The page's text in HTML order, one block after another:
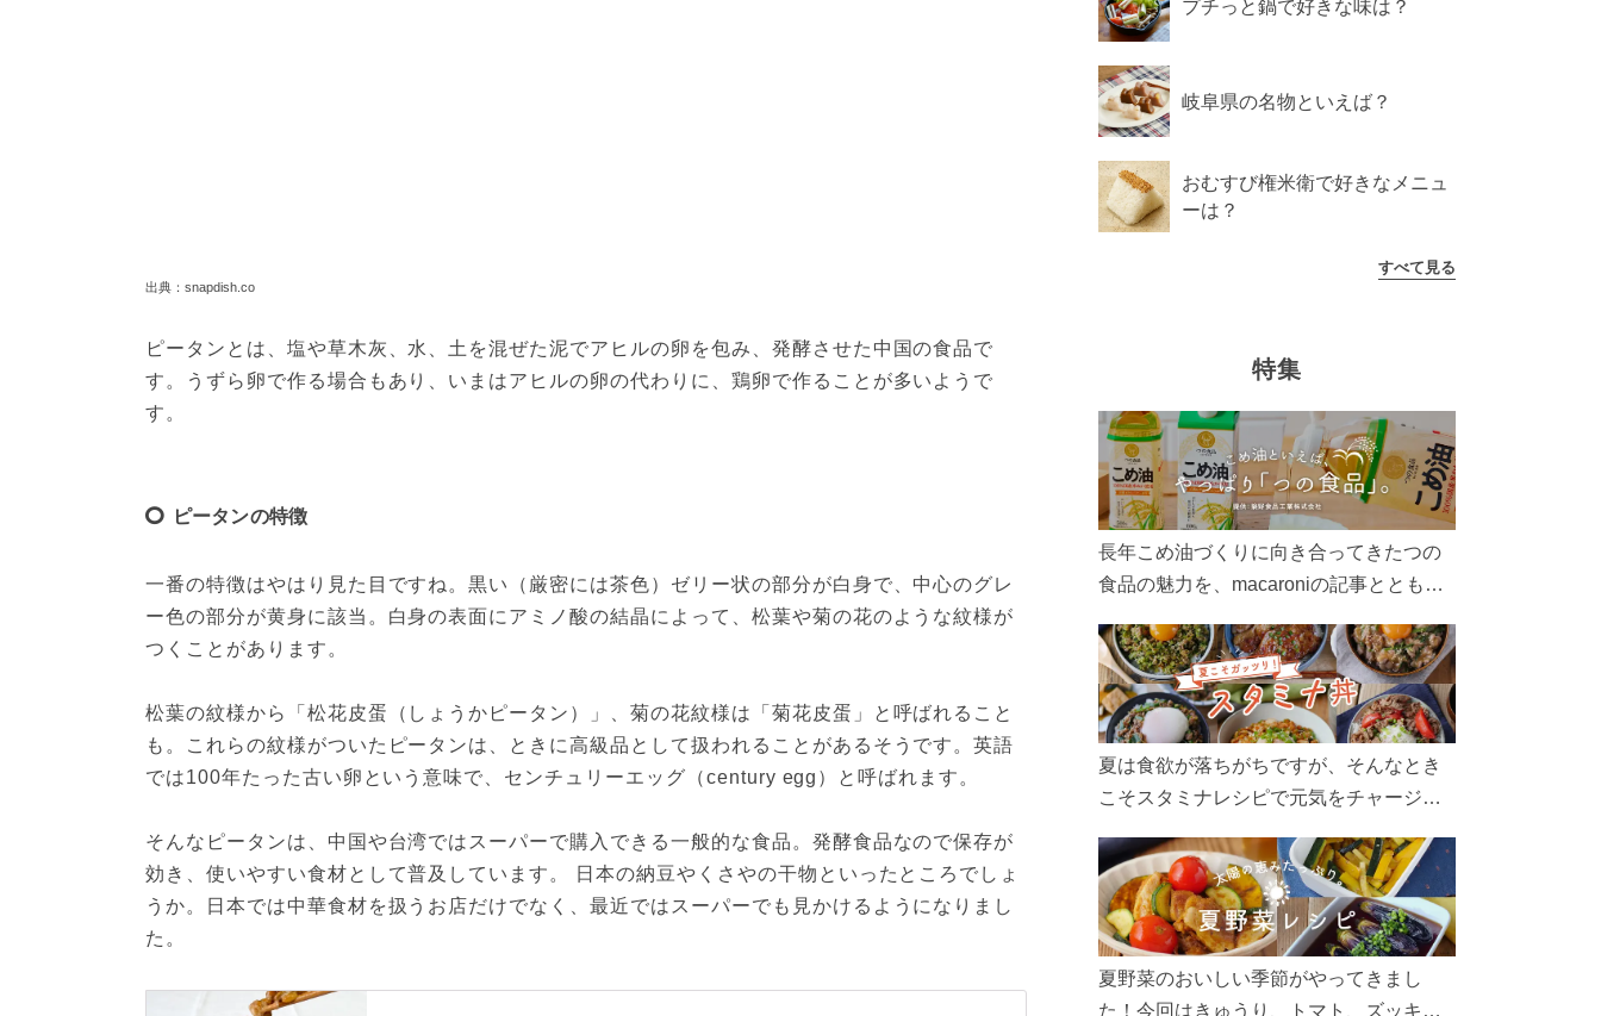
出典：snapdish.co
ピータンとは、塩や草木灰、水、土を混ぜた泥でアヒルの卵を包み、発酵させた中国の食品で
す。うずら卵で作る場合もあり、いまはアヒルの卵の代わりに、鶏卵で作ることが多いようで
す。
ピータンの特徴
一番の特徴はやはり見た目ですね。黒い（厳密には茶色）ゼリー状の部分が白身で、中心のグレ
ー色の部分が黄身に該当。白身の表面にアミノ酸の結晶によって、松葉や菊の花のような紋様が
つくことがあります。
松葉の紋様から「松花皮蛋（しょうかピータン）」、菊の花紋様は「菊花皮蛋」と呼ばれること
も。これらの紋様がついたピータンは、ときに高級品として扱われることがあるそうです。英語
では100年たった古い卵という意味で、センチュリーエッグ（century egg）と呼ばれます。
そんなピータンは、中国や台湾ではスーパーで購入できる一般的な食品。発酵食品なので保存が
効き、使いやすい食材として普及しています。 日本の納豆やくさやの干物といったところでしょ
うか。日本では中華食材を扱うお店だけでなく、最近ではスーパーでも見かけるようになりまし
た。
プチっと鍋で好きな味は？
岐阜県の名物といえば？
おむすび権米衛で好きなメニュ
ーは？
すべて見る
特集
長年こめ油づくりに向き合ってきたつの
食品の魅力を、macaroniの記事とともに
ん、製造現場や品質へのこだわりまで。
こめ油をもっと好きになるコンテンツを
ぜひお楽しみください。
夏は食欲が落ちがちですが、そんなとき
こそスタミナレシピで元気をチャージ！
リ食べて、夏バテを吹き飛ばしましょ
う！
夏野菜のおいしい季節がやってきまし
た！今回はきゅうり、トマト、ズッキー